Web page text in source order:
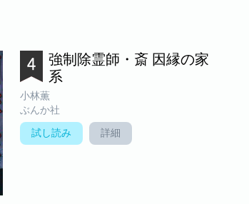
強制除霊師・斎 因縁の家
系
小林薫
ぶんか社
試し読み 詳細